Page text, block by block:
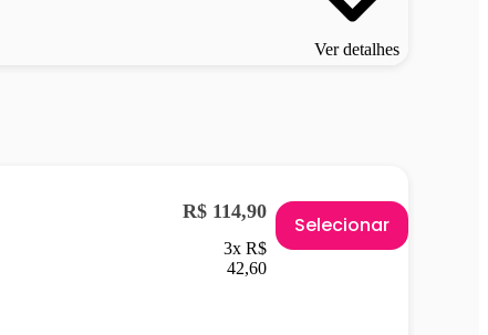
Ver detalhes
R$ 114,90
3x R$
42,60
Selecionar